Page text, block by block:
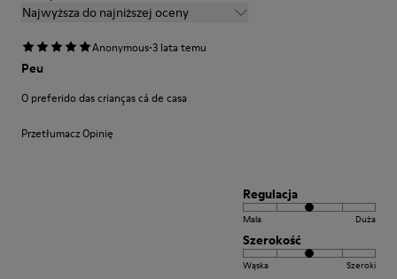
Najwyższa do najniższej oceny
Anonymous·3 lata temu
Peu
O preferido das crianças cá de casa
Przetłumacz Opinię
Regulacja
Mala Duża
Szerokość
Wąska Szeroki